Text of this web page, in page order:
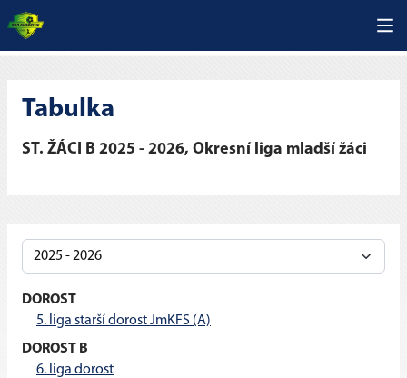
Tabulka
ST. ŽÁCI B 2025 - 2026, Okresní liga mladší žáci
DOROST
5. liga starší dorost JmKFS (A)
DOROST B
6. liga dorost